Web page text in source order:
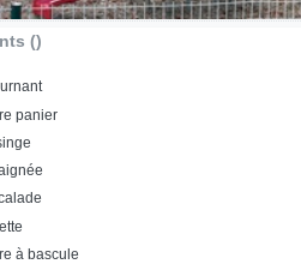
()
panier
à bascule